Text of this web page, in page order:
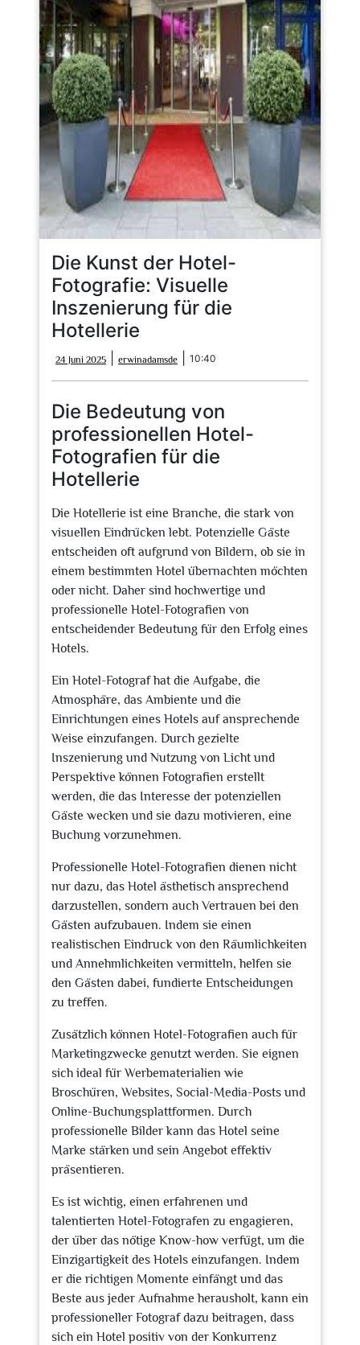
Die Kunst der Hotel-
Fotografie: Visuelle
Inszenierung für die
Hotellerie
24 Juni 2025
Juni
2025
erwinadamsde erwinadamsde
10:40
Die Bedeutung von
professionellen Hotel-
Fotografien für die
Hotellerie
Die Hotellerie ist eine Branche, die stark von
visuellen Eindrücken lebt. Potenzielle Gäste
entscheiden oft aufgrund von Bildern, ob sie in
einem bestimmten Hotel übernachten möchten
oder nicht. Daher sind hochwertige und
professionelle Hotel-Fotografien von
entscheidender Bedeutung für den Erfolg eines
Hotels.
Ein Hotel-Fotograf hat die Aufgabe, die
Atmosphäre, das Ambiente und die
Einrichtungen eines Hotels auf ansprechende
Weise einzufangen. Durch gezielte
Inszenierung und Nutzung von Licht und
Perspektive können Fotografien erstellt
werden, die das Interesse der potenziellen
Gäste wecken und sie dazu motivieren, eine
Buchung vorzunehmen.
Professionelle Hotel-Fotografien dienen nicht
nur dazu, das Hotel ästhetisch ansprechend
darzustellen, sondern auch Vertrauen bei den
Gästen aufzubauen. Indem sie einen
realistischen Eindruck von den Räumlichkeiten
und Annehmlichkeiten vermitteln, helfen sie
den Gästen dabei, fundierte Entscheidungen
zu treffen.
Zusätzlich können Hotel-Fotografien auch für
Marketingzwecke genutzt werden. Sie eignen
sich ideal für Werbematerialien wie
Broschüren, Websites, Social-Media-Posts und
Online-Buchungsplattformen. Durch
professionelle Bilder kann das Hotel seine
Marke stärken und sein Angebot effektiv
präsentieren.
Es ist wichtig, einen erfahrenen und
talentierten Hotel-Fotografen zu engagieren,
der über das nötige Know-how verfügt, um die
Einzigartigkeit des Hotels einzufangen. Indem
er die richtigen Momente einfängt und das
Beste aus jeder Aufnahme herausholt, kann ein
professioneller Fotograf dazu beitragen, dass
sich ein Hotel positiv von der Konkurrenz